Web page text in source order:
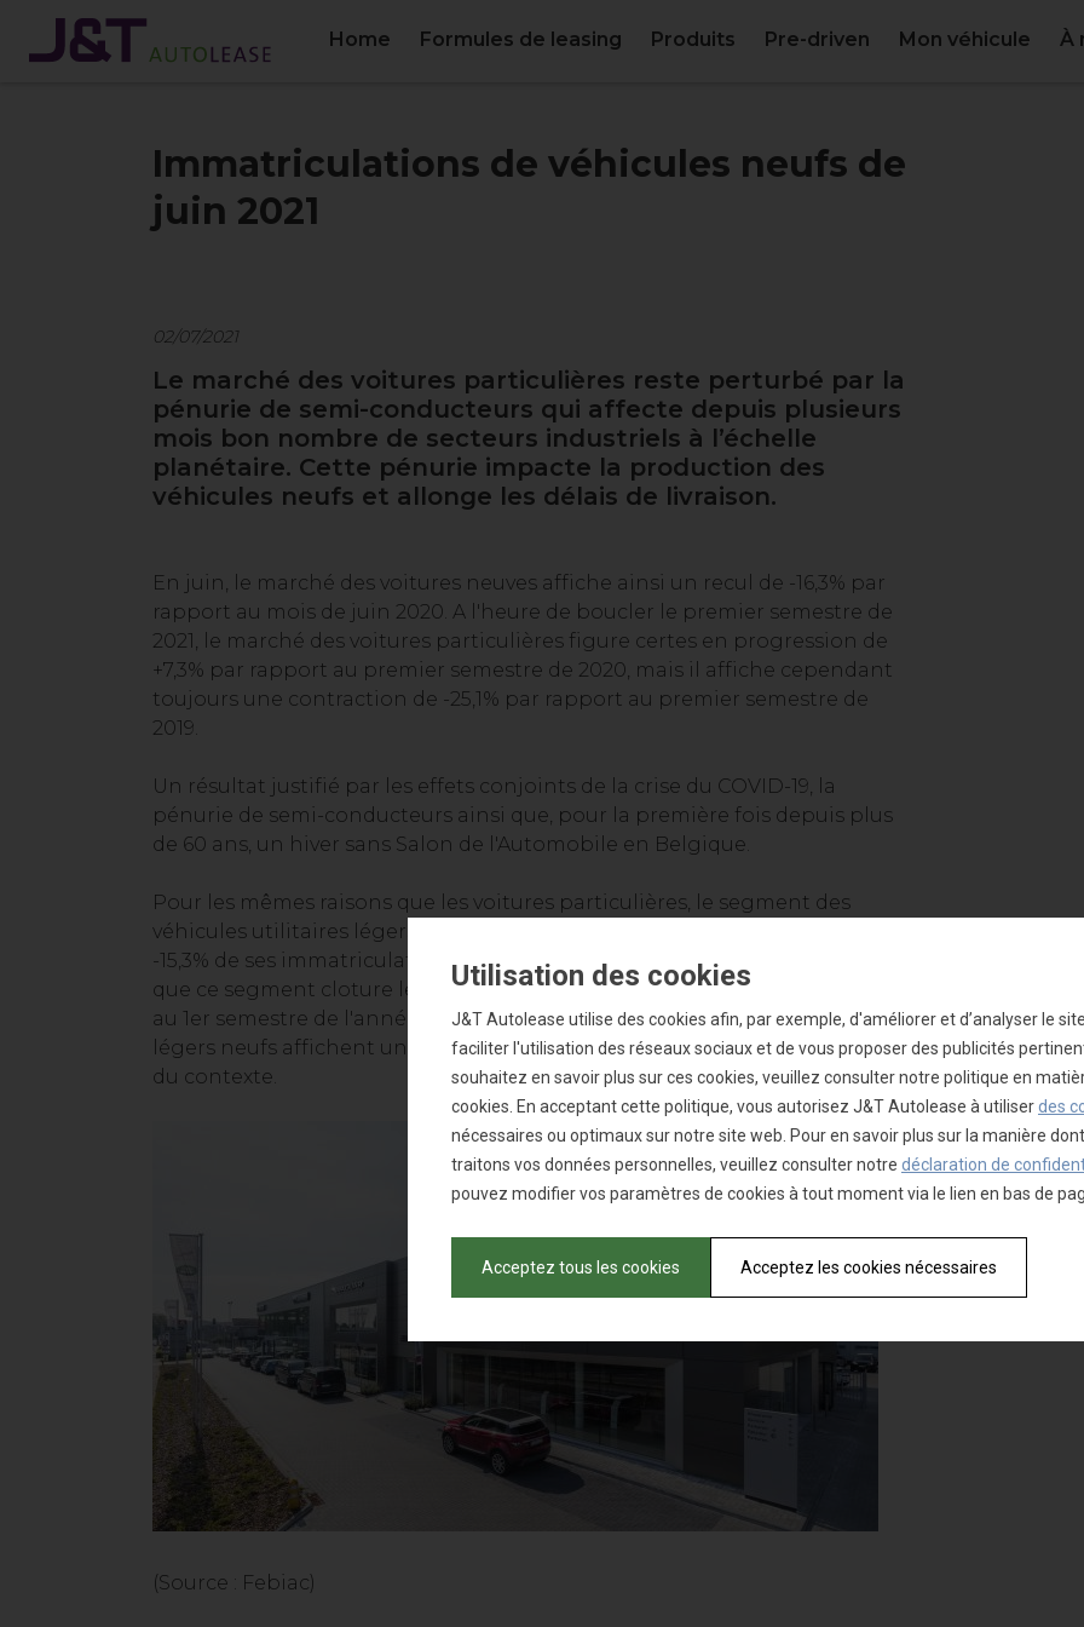
Home Formules de leasing Produits Pre-driven Mon véhicule À
Immatriculations de véhicules neufs de
juin 2021
02/07/2021
Le marché des voitures particulières reste perturbé par la
pénurie de semi-conducteurs qui affecte depuis plusieurs
mois bon nombre de secteurs industriels à l’échelle
planétaire. Cette pénurie impacte la production des
véhicules neufs et allonge les délais de livraison.
En juin, le marché des voitures neuves affiche ainsi un recul de -16,3% par
rapport au mois de juin 2020. A l'heure de boucler le premier semestre de
2021, le marché des voitures particulières figure certes en progression de
+7,3% par rapport au premier semestre de 2020, mais il affiche cependant
toujours une contraction de -25,1% par rapport au premier semestre de
2019.
Un résultat justifié par les effets conjoints de la crise du COVID-19, la
pénurie de semi-conducteurs ainsi que, pour la première fois depuis plus
de 60 ans, un hiver sans Salon de l'Automobile en Belgique.
Pour les mêmes raisons que les voitures particulières, le segment des
véhicules utilitaires légers neufs enregistre en juin une contraction de
-15,3% de ses immatriculations. C'est malgré tout sur une hausse de +22,8%
que ce segment cloture le premier semestre de l'exercice 2021. Rapporté
au 1er semestre de l'année record 2019, les résultats des véhicules utilitaires
légers neufs affichent un recul de -4%, somme toute un bon résultat au vu
du contexte.
(Source : Febiac)
Utilisation des cookies
J&T Autolease utilise des cookies afin, par exemple, d'améliorer et d’analyser le
faciliter l'utilisation des réseaux sociaux et de vous proposer des publicités
souhaitez en savoir plus sur ces cookies, veuillez consulter notre politique en
cookies. En acceptant cette politique, vous autorisez J&T Autolease à utiliserdes
nécessaires ou optimaux sur notre site web. Pour en savoir plus sur la manière
traitons vos données personnelles, veuillez consulter notre déclaration de
pouvez modifier vos paramètres de cookies à tout moment via le lien en bas de
Acceptez tous les cookies Acceptez les cookies nécessaires